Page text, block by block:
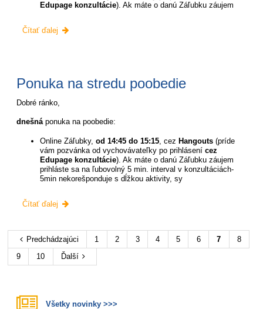
Edupage konzultácie). Ak máte o danú Záľubku záujem
Ponuka
Čítať ďalej
Ponuka na stredu poobedie
Dobré ránko,
dnešnáponuka na poobedie:
Online Záľubky,od 14:45 do 15:15, cez Hangouts(príde
vám pozvánka od vychovávateľky po prihlásenícez
Edupage konzultácie). Ak máte o danú Záľubku záujem
prihláste sa na ľubovolný 5 min. interval v konzultáciách-
5min nekorešponduje s dĺžkou aktivity, sy
Ponuka
poobedie:
Čítať ďalej
Predchádzajúci 1 2 3 4 5 6 7
8
9
10 Ďalší
Všetky novinky >>>